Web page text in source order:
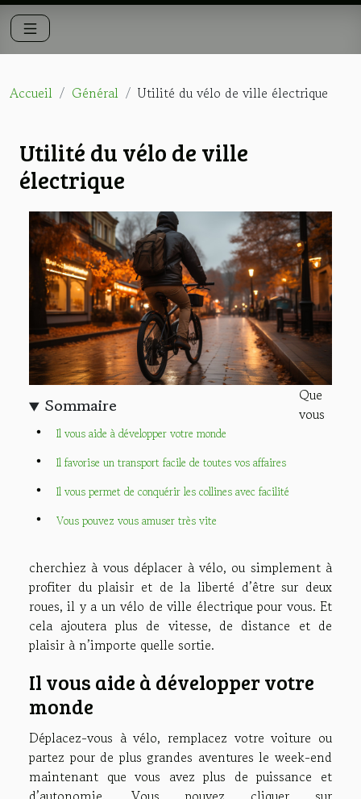
Accueil Général Utilité du vélo de ville électrique
Utilité du vélo de ville
électrique
Sommaire
Il vous aide à développer votre monde
Il favorise un transport facile de toutes vos affaires
Il vous permet de conquérir les collines avec facilité
Vous pouvez vous amuser très vite
Que
vous
cherchiez à vous déplacer à vélo, ou simplement à
profiter du plaisir et de la liberté d’être sur deux
roues, il y a un vélo de ville électrique pour vous. Et
cela ajoutera plus de vitesse, de distance et de
plaisir à n’importe quelle sortie.
Il vous aide à développer votre
monde
Déplacez-vous à vélo, remplacez votre voiture ou
partez pour de plus grandes aventures le week-end
maintenant que vous avez plus de puissance et